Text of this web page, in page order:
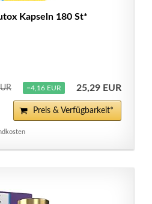
Kapseln 180 St*
−4,16 EUR 25,29 EUR
Preis & Verfügbarkeit*